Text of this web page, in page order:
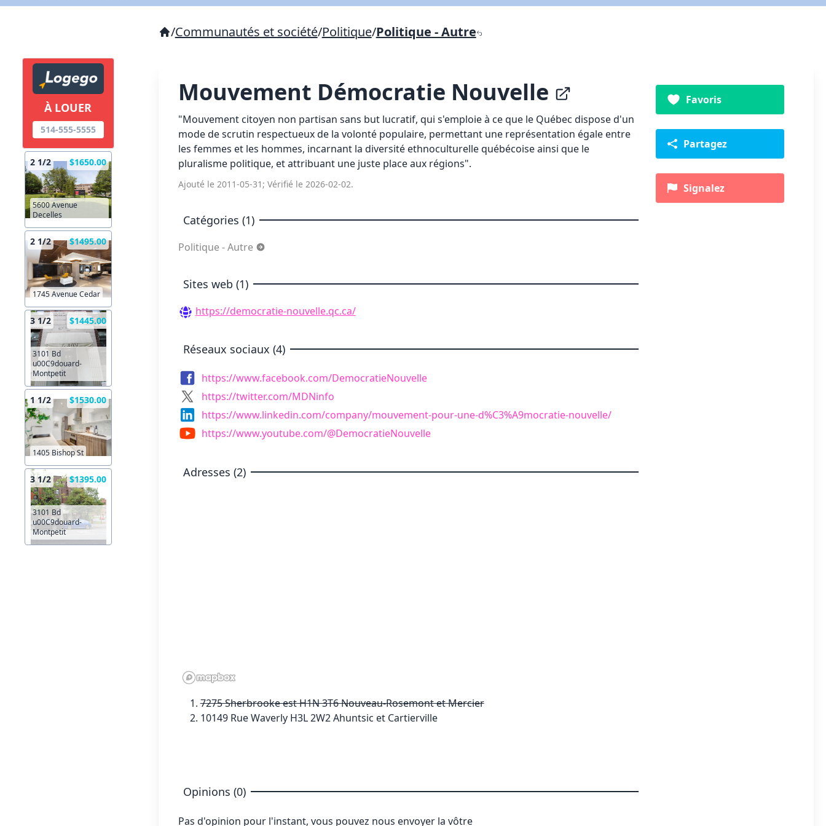
À LOUER
514-555-5555
2 1/2 $1650.00
5600 Avenue
Decelles
2 1/2 $1495.00
1745 Avenue Cedar
3 1/2 $1445.00
3101 Bd
u00C9douard-
Montpetit
1 1/2 $1530.00
1405 Bishop St
3 1/2 $1395.00
3101 Bd
u00C9douard-
Montpetit
/Communautés et société/Politique/Politique - Autre
Mouvement Démocratie Nouvelle
"Mouvement citoyen non partisan sans but lucratif, qui s'emploie à ce que le Québec dispose d'un
mode de scrutin respectueux de la volonté populaire, permettant une représentation égale entre
les femmes et les hommes, incarnant la diversité ethnoculturelle québécoise ainsi que le
pluralisme politique, et attribuant une juste place aux régions".
Ajouté le 2011-05-31; Vérifié le 2026-02-02.
Catégories (1)
Politique - Autre
Sites web (1)
https://democratie-nouvelle.qc.ca/
Réseaux sociaux (4)
https://www.facebook.com/DemocratieNouvelle
https://twitter.com/MDNinfo
https://www.linkedin.com/company/mouvement-pour-une-d%C3%A9mocratie-nouvelle/
https://www.youtube.com/@DemocratieNouvelle
Adresses (2)
7275 Sherbrooke est H1N 3T6 Nouveau-Rosemont et Mercier
10149 Rue Waverly H3L 2W2 Ahuntsic et Cartierville
Opinions (0)
Pas d'opinion pour l'instant, vous pouvez nous envoyer la vôtre
Favoris
Partagez
Signalez
Lien vers inscription (sera inclus dans courriel)